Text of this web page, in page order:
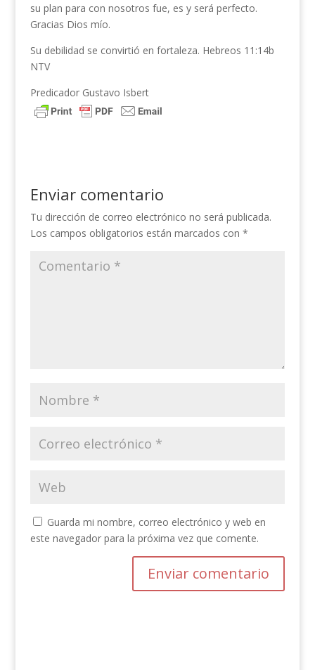
su plan para con nosotros fue, es y será perfecto.
Gracias Dios mío.
Su debilidad se convirtió en fortaleza. Hebreos 11:14b
NTV
Predicador Gustavo Isbert
Enviar comentario
Tu dirección de correo electrónico no será publicada.
Los campos obligatorios están marcados con *
Guarda mi nombre, correo electrónico y web en
este navegador para la próxima vez que comente.